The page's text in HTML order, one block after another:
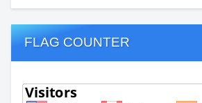
FLAG COUNTER